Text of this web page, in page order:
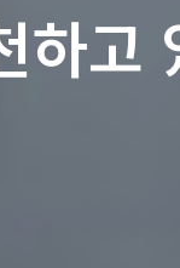
하고